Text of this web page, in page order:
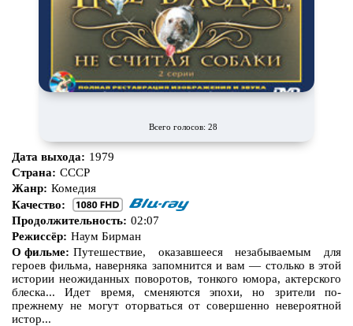
Всего голосов: 28
Дата выхода: 1979
Страна: СССР
Жанр: Комедия
Качество:
Продолжительность: 02:07
Режиссёр: Наум Бирман
О фильме: Путешествие, оказавшееся незабываемым для
героев фильма, наверняка запомнится и вам — столько в этой
истории неожиданных поворотов, тонкого юмора, актерского
блеска... Идет время, сменяются эпохи, но зрители по-
прежнему не могут оторваться от совершенно невероятной
истор...